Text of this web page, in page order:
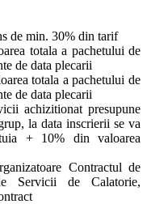
de min. 30% din tarif
totala a pachetului de
de data plecarii
totala a pachetului de
de data plecarii
achizitionat presupune
la data inscrierii se va
+ 10% din valoarea
Contractul de
Servicii de Calatorie,